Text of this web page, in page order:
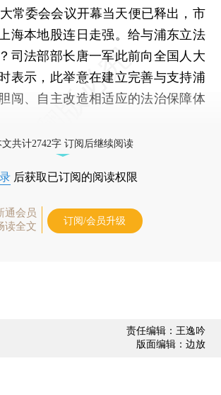
常委会会议开幕当天便已释出，市
海本地股连日走强。给与浦东立法
司法部部长唐一军此前向全国人大
表示，此举意在建立完善与支持浦
闯、自主改造相适应的法治保障体
文共计2742字 订阅后继续阅读
后获取已订阅的阅读权限
通会员
读全文
订阅/会员升级
责任编辑：王逸吟
版面编辑：边放